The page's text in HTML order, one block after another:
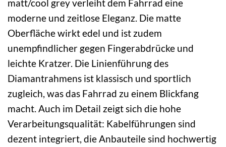
matt/cool grey verleiht dem Fahrrad eine
moderne und zeitlose Eleganz. Die matte
Oberfläche wirkt edel und ist zudem
unempfindlicher gegen Fingerabdrücke und
leichte Kratzer. Die Linienführung des
Diamantrahmens ist klassisch und sportlich
zugleich, was das Fahrrad zu einem Blickfang
macht. Auch im Detail zeigt sich die hohe
Verarbeitungsqualität: Kabelführungen sind
dezent integriert, die Anbauteile sind hochwertig